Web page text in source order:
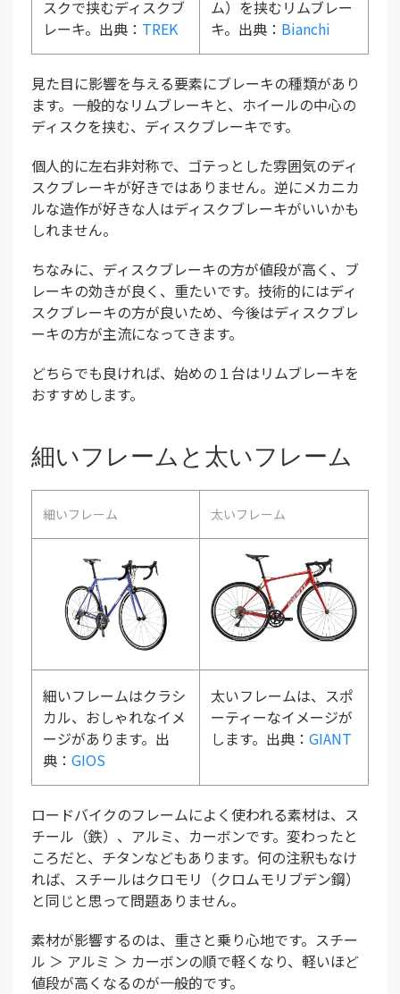
スクで挟むディスクブ
レーキ。出典： TREK
ム）を挟むリムブレー
キ。出典： Bianchi
見た目に影響を与える要素にブレーキの種類があり
ます。一般的なリムブレーキと、ホイールの中心の
ディスクを挟む、ディスクブレーキです。
個人的に左右非対称で、ゴテっとした雰囲気のディ
スクブレーキが好きではありません。逆にメカニカ
ルな造作が好きな人はディスクブレーキがいいかも
しれません。
ちなみに、ディスクブレーキの方が値段が高く、ブ
レーキの効きが良く、重たいです。技術的にはディ
スクブレーキの方が良いため、今後はディスクブレ
ーキの方が主流になってきます。
どちらでも良ければ、始めの１台はリムブレーキを
おすすめします。
細いフレームと太いフレーム
細いフレーム 太いフレーム
細いフレームはクラシ
カル、おしゃれなイメ
ージがあります。出
典： GIOS
太いフレームは、スポ
ーティーなイメージが
します。出典： GIANT
ロードバイクのフレームによく使われる素材は、ス
チール（鉄）、アルミ、カーボンです。変わったと
ころだと、チタンなどもあります。何の注釈もなけ
れば、スチールはクロモリ（クロムモリブデン鋼）
と同じと思って問題ありません。
素材が影響するのは、重さと乗り心地です。スチー
ル ＞ アルミ ＞ カーボンの順で軽くなり、軽いほど
値段が高くなるのが一般的です。